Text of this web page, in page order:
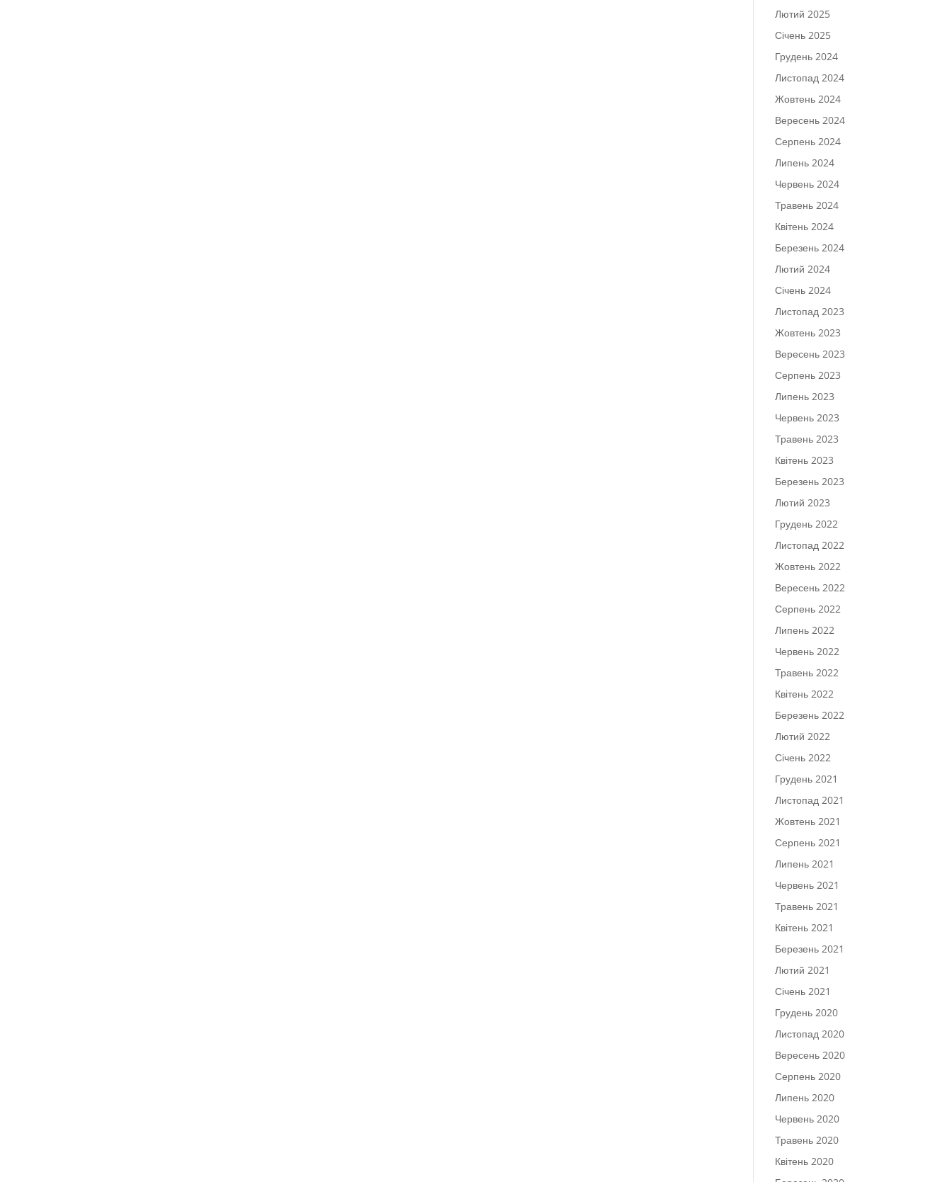
Лютий 2025
Січень 2025
Грудень 2024
Листопад 2024
Жовтень 2024
Вересень 2024
Серпень 2024
Липень 2024
Червень 2024
Травень 2024
Квітень 2024
Березень 2024
Лютий 2024
Січень 2024
Листопад 2023
Жовтень 2023
Вересень 2023
Серпень 2023
Липень 2023
Червень 2023
Травень 2023
Квітень 2023
Березень 2023
Лютий 2023
Грудень 2022
Листопад 2022
Жовтень 2022
Вересень 2022
Серпень 2022
Липень 2022
Червень 2022
Травень 2022
Квітень 2022
Березень 2022
Лютий 2022
Січень 2022
Грудень 2021
Листопад 2021
Жовтень 2021
Серпень 2021
Липень 2021
Червень 2021
Травень 2021
Квітень 2021
Березень 2021
Лютий 2021
Січень 2021
Грудень 2020
Листопад 2020
Вересень 2020
Серпень 2020
Липень 2020
Червень 2020
Травень 2020
Квітень 2020